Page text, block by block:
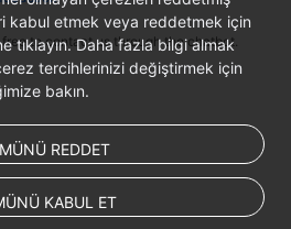
to contact us through the chatbot.
kabul etmek veya reddetmek için
tıklayın. Daha fazla bilgi almak
tercihlerinizi değiştirmek için
bakın.
REDDET
KABUL ET